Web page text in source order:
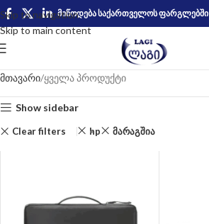
Skip to navigation
Skip to main content
მიწოდება საქართველოს ფარგლებში
მთავარი ყველა პროდუქტი
Show sidebar
Clear filters hp მარაგშია